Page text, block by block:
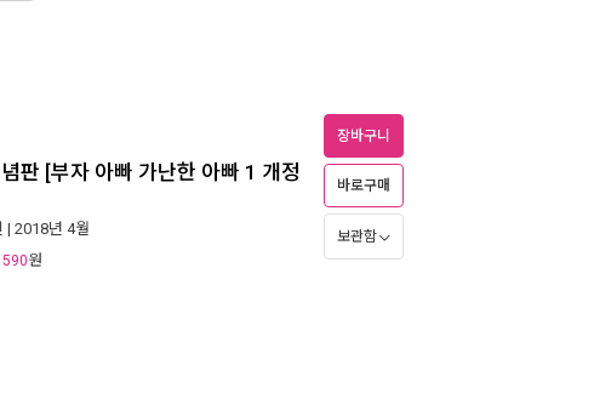
판 [부자 아빠 가난한 아빠 1 개정
| 2018년 4월
590원
장바구니
바로구매
보관함